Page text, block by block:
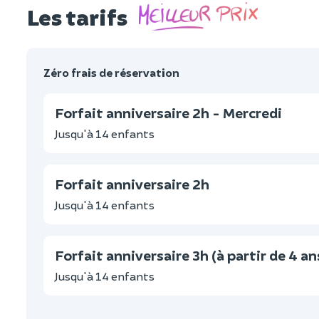
Les tarifs
Zéro frais de réservation
Forfait anniversaire 2h - Mercredi
Jusqu'à 14 enfants
Forfait anniversaire 2h
Jusqu'à 14 enfants
Forfait anniversaire 3h (à partir de 4
Jusqu'à 14 enfants